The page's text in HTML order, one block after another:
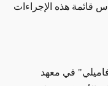
قائمة هذه الإجراءات
في معهد